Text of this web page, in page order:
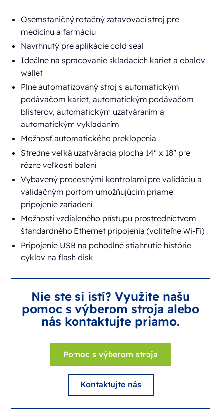
Osemstaničný rotačný zatavovací stroj pre
medicínu a farmáciu
Navrhnutý pre aplikácie cold seal
Ideálne na spracovanie skladacích kariet a obalov
wallet
Plne automatizovaný stroj s automatickým
podávačom kariet, automatickým podávačom
blisterov, automatickým uzatváraním a
automatickým vykladaním
Možnosť automatického preklopenia
Stredne veľká uzatváracia plocha 14" x 18" pre
rôzne veľkosti balení
Vybavený procesnými kontrolami pre validáciu a
validačným portom umožňujúcim priame
pripojenie zariadení
Možnosti vzdialeného prístupu prostredníctvom
štandardného Ethernet pripojenia (voliteľne Wi-Fi)
Pripojenie USB na pohodlné stiahnutie histórie
cyklov na flash disk
Nie ste si istí? Využite našu
pomoc s výberom stroja alebo
nás kontaktujte priamo.
Pomoc s výberom stroja
Kontaktujte nás